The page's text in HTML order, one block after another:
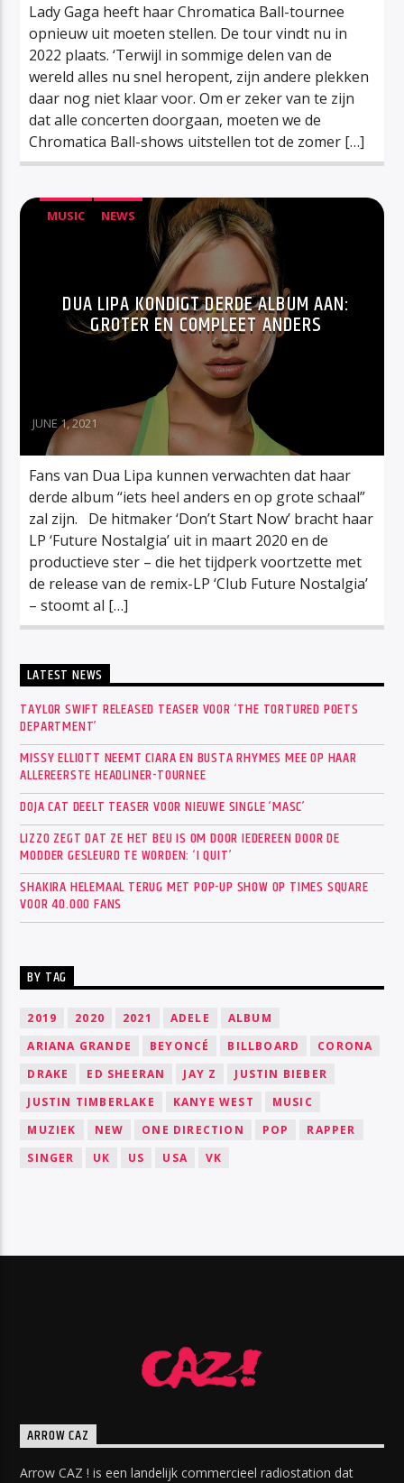
Lady Gaga heeft haar Chromatica Ball-tournee
opnieuw uit moeten stellen. De tour vindt nu in
2022 plaats. ‘Terwijl in sommige delen van de
wereld alles nu snel heropent, zijn andere plekken
daar nog niet klaar voor. Om er zeker van te zijn
dat alle concerten doorgaan, moeten we de
Chromatica Ball-shows uitstellen tot de zomer […]
MUSIC NEWS
DUA LIPA KONDIGT DERDE ALBUM AAN:
GROTER EN COMPLEET ANDERS
JUNE 1, 2021
Fans van Dua Lipa kunnen verwachten dat haar
derde album “iets heel anders en op grote schaal”
zal zijn. De hitmaker ‘Don’t Start Now’ bracht haar
LP ‘Future Nostalgia’ uit in maart 2020 en de
productieve ster – die het tijdperk voortzette met
de release van de remix-LP ‘Club Future Nostalgia’
– stoomt al […]
LATEST NEWS
TAYLOR SWIFT RELEASED TEASER VOOR ‘THE TORTURED POETS
DEPARTMENT’
MISSY ELLIOTT NEEMT CIARA EN BUSTA RHYMES MEE OP HAAR
ALLEREERSTE HEADLINER-TOURNEE
DOJA CAT DEELT TEASER VOOR NIEUWE SINGLE ‘MASC’
LIZZO ZEGT DAT ZE HET BEU IS OM DOOR IEDEREEN DOOR DE
MODDER GESLEURD TE WORDEN: ‘I QUIT’
SHAKIRA HELEMAAL TERUG MET POP-UP SHOW OP TIMES SQUARE
VOOR 40.000 FANS
BY TAG
2019 2020 2021 ADELE
ALBUM
ARIANA GRANDE
BEYONCÉ BILLBOARD
CORONA
DRAKE
ED SHEERAN JAY Z
JUSTIN BIEBER
JUSTIN TIMBERLAKE
KANYE WEST
MUSIC
MUZIEK
NEW ONE DIRECTION POP
RAPPER
SINGER
UK US USA VK
ARROW CAZ
Arrow CAZ ! is een landelijk commercieel radiostation dat